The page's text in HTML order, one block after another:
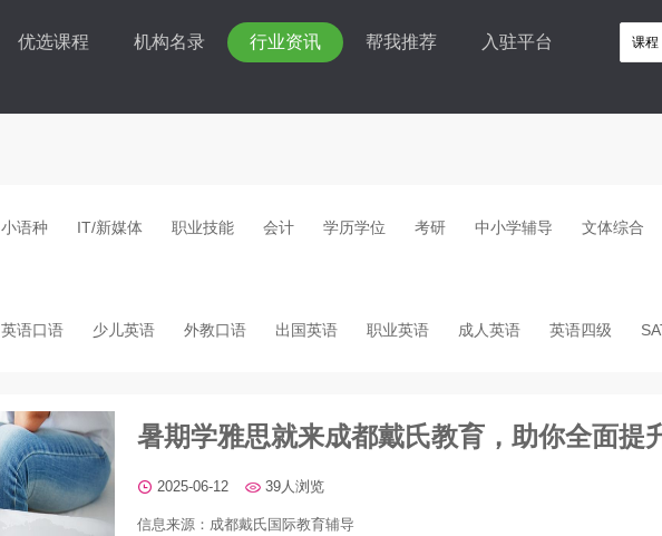
优选课程 机构名录 行业资讯 帮我推荐 入驻平台
小语种 IT/新媒体 职业技能 会计 学历学位 考研 中小学辅导 文体综合
英语口语 少儿英语 外教口语 出国英语 职业英语 成人英语 英语四级
暑期学雅思就来成都戴氏教育，助你全面提
2025-06-12 39人浏览
信息来源： 成都戴氏国际教育辅导